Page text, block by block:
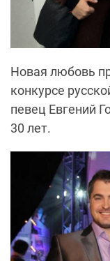
Новая любовь
конкурсе
певец Евгений
30 лет.